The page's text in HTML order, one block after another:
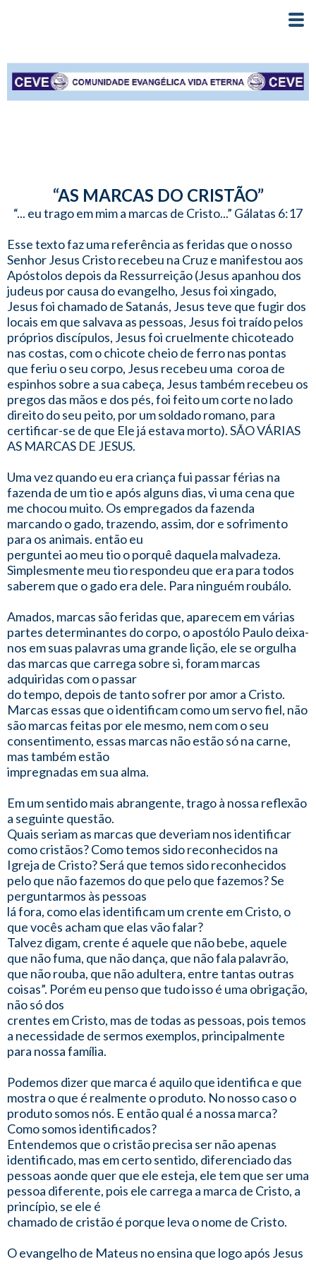
“AS MARCAS DO CRISTÃO”
“... eu trago em mim a marcas de Cristo...” Gálatas 6:17
Esse texto faz uma referência as feridas que o nosso
Senhor Jesus Cristo recebeu na Cruz e manifestou aos
Apóstolos depois da Ressurreição (Jesus apanhou dos
judeus por causa do evangelho, Jesus foi xingado,
Jesus foi chamado de Satanás, Jesus teve que fugir dos
locais em que salvava as pessoas, Jesus foi traído pelos
próprios discípulos, Jesus foi cruelmente chicoteado
nas costas, com o chicote cheio de ferro nas pontas
que feriu o seu corpo, Jesus recebeu uma coroa de
espinhos sobre a sua cabeça, Jesus também recebeu os
pregos das mãos e dos pés, foi feito um corte no lado
direito do seu peito, por um soldado romano, para
certificar-se de que Ele já estava morto). SÃO VÁRIAS
AS MARCAS DE JESUS.
Uma vez quando eu era criança fui passar férias na
fazenda de um tio e após alguns dias, vi uma cena que
me chocou muito. Os empregados da fazenda
marcando o gado, trazendo, assim, dor e sofrimento
para os animais. então eu
perguntei ao meu tio o porquê daquela malvadeza.
Simplesmente meu tio respondeu que era para todos
saberem que o gado era dele. Para ninguém roubálo.
Amados, marcas são feridas que, aparecem em várias
partes determinantes do corpo, o apostólo Paulo deixa-
nos em suas palavras uma grande lição, ele se orgulha
das marcas que carrega sobre si, foram marcas
adquiridas com o passar
do tempo, depois de tanto sofrer por amor a Cristo.
Marcas essas que o identificam como um servo fiel, não
são marcas feitas por ele mesmo, nem com o seu
consentimento, essas marcas não estão só na carne,
mas também estão
impregnadas em sua alma.
Em um sentido mais abrangente, trago à nossa reflexão
a seguinte questão.
Quais seriam as marcas que deveriam nos identificar
como cristãos? Como temos sido reconhecidos na
Igreja de Cristo? Será que temos sido reconhecidos
pelo que não fazemos do que pelo que fazemos? Se
perguntarmos às pessoas
lá fora, como elas identificam um crente em Cristo, o
que vocês acham que elas vão falar?
Talvez digam, crente é aquele que não bebe, aquele
que não fuma, que não dança, que não fala palavrão,
que não rouba, que não adultera, entre tantas outras
coisas”. Porém eu penso que tudo isso é uma obrigação,
não só dos
crentes em Cristo, mas de todas as pessoas, pois temos
a necessidade de sermos exemplos, principalmente
para nossa família.
Podemos dizer que marca é aquilo que identifica e que
mostra o que é realmente o produto. No nosso caso o
produto somos nós. E então qual é a nossa marca?
Como somos identificados?
Entendemos que o cristão precisa ser não apenas
identificado, mas em certo sentido, diferenciado das
pessoas aonde quer que ele esteja, ele tem que ser uma
pessoa diferente, pois ele carrega a marca de Cristo, a
princípio, se ele é
chamado de cristão é porque leva o nome de Cristo.
O evangelho de Mateus no ensina que logo após Jesus